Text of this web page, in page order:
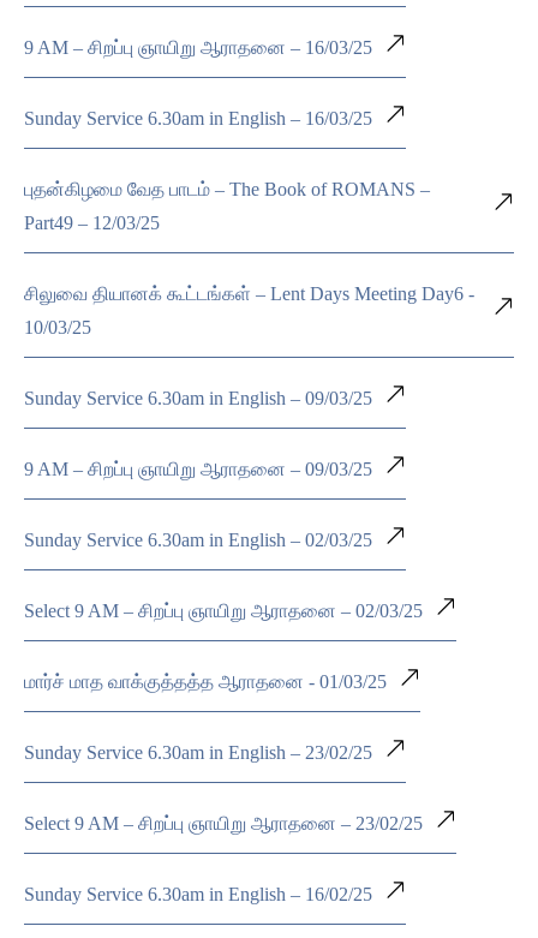
9 AM – சிறப்பு ஞாயிறு ஆராதனை – 16/03/25
Sunday Service 6.30am in English – 16/03/25
புதன்கிழமை வேத பாடம் – The Book of ROMANS –
Part49 – 12/03/25
சிலுவை தியானக் கூட்டங்கள் – Lent Days Meeting Day6 -
10/03/25
Sunday Service 6.30am in English – 09/03/25
9 AM – சிறப்பு ஞாயிறு ஆராதனை – 09/03/25
Sunday Service 6.30am in English – 02/03/25
Select 9 AM – சிறப்பு ஞாயிறு ஆராதனை – 02/03/25
மார்ச் மாத வாக்குத்தத்த ஆராதனை - 01/03/25
Sunday Service 6.30am in English – 23/02/25
Select 9 AM – சிறப்பு ஞாயிறு ஆராதனை – 23/02/25
Sunday Service 6.30am in English – 16/02/25